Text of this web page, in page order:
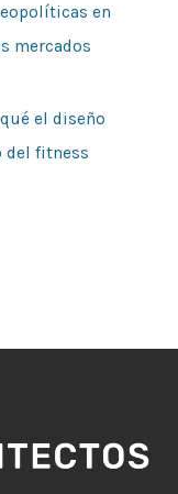
en
mercados
el diseño
del fitness